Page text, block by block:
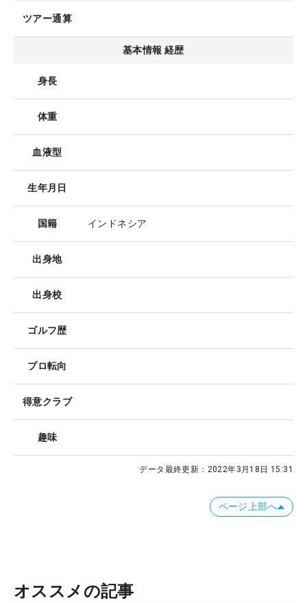
ツアー通算
基本情報 経歴
身長
体重
血液型
生年月日
国籍 インドネシア
出身地
出身校
ゴルフ歴
プロ転向
得意クラブ
趣味
データ最終更新： 2022年3月18日 15:31
ページ上部へ
オススメの記事